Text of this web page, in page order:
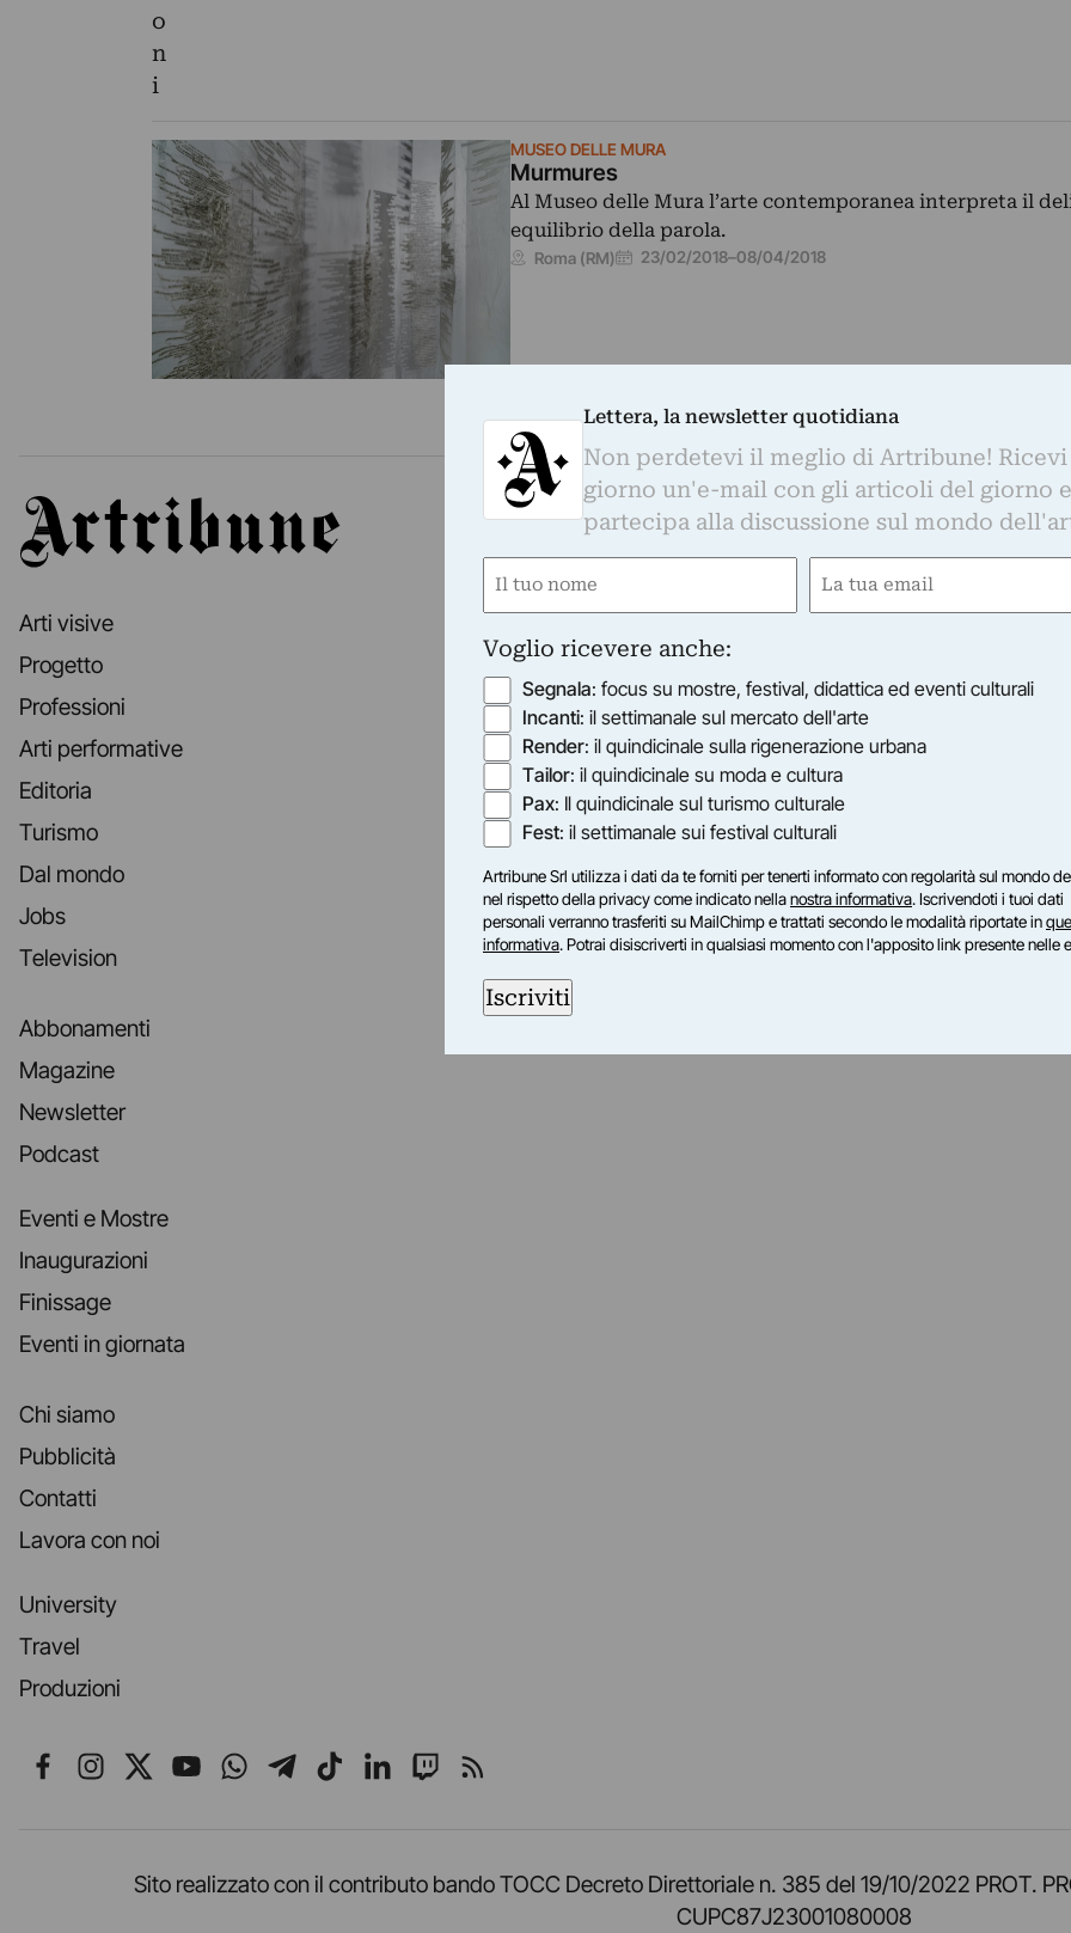
MUSEO DELLE MURA
Murmures
Al Museo delle Mura l’arte contemporanea interpreta il
equilibrio della parola.
Roma (RM) 23/02/2018–08/04/2018
Artribune
Arti visive
Progetto
Professioni
Arti performative
Editoria
Turismo
Dal mondo
Jobs
Television
Abbonamenti
Magazine
Newsletter
Podcast
Eventi e Mostre
Inaugurazioni
Finissage
Eventi in giornata
Chi siamo
Pubblicità
Contatti
Lavora con noi
University
Travel
Produzioni
Seguici su Facebook
Seguici su Instagram
Seguici su X
Seguici su YouTube
Seguici su WhatsApp
Seguici su Telegram
Seguici su TikTok
Seguici su LinkedIn
Seguici su Twitch
Seguici su Rss
Sito realizzato con il contributo bando TOCC Decreto Direttoriale n. 385 del 19/10/2022 PROT.
CUPC87J23001080008
Lettera, la newsletter quotidiana
Non perdetevi il meglio di Artribune! Ricevi
giorno un'e-mail con gli articoli del giorno e
partecipa alla discussione sul mondo
Nome
Email
Voglio ricevere anche:
Segnala: focus su mostre, festival, didattica ed eventi culturali
Incanti: il settimanale sul mercato dell'arte
Render: il quindicinale sulla rigenerazione urbana
Tailor: il quindicinale su moda e cultura
Pax: Il quindicinale sul turismo culturale
Fest: il settimanale sui festival culturali
Artribune Srl utilizza i dati da te forniti per tenerti informato con regolarità sul mondo
nel rispetto della privacy come indicato nellanostra informativa. Iscrivendoti i tuoi dati
personali verranno trasferiti su MailChimp e trattati secondo le modalità riportate in
informativa. Potrai disiscriverti in qualsiasi momento con l'apposito link presente nelle
Iscriviti